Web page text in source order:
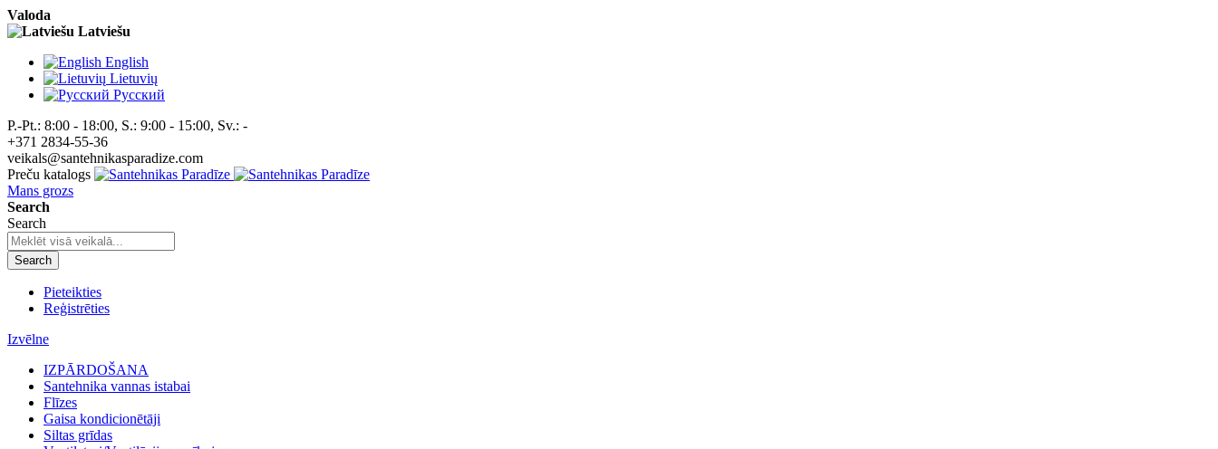
Valoda
Latviešu
English
Lietuvių
Pусский
P.-Pt.: 8:00 - 18:00, S.: 9:00 - 15:00, Sv.: -
+371 2834-55-36
veikals@santehnikasparadize.com
Preču katalogs
Mans grozs
Search
Search
Search
Pieteikties
Reģistrēties
Izvēlne
IZPĀRDOŠANA
Santehnika vannas istabai
Flīzes
Gaisa kondicionētāji
Siltas grīdas